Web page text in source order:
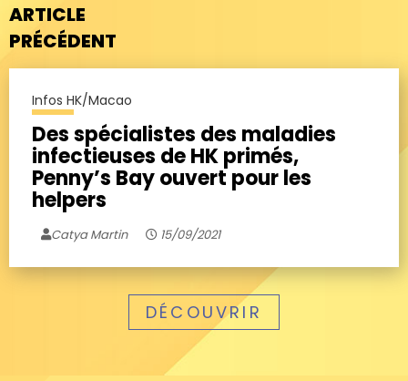
ARTICLE
PRÉCÉDENT
Infos HK/Macao
Des spécialistes des maladies
infectieuses de HK primés,
Penny’s Bay ouvert pour les
helpers
Catya Martin 15/09/2021
DÉCOUVRIR